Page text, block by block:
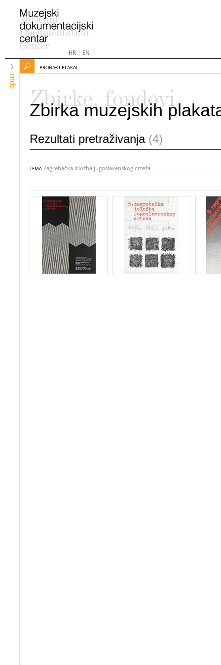
HR| EN
mdc
PRONAĐI PLAKAT
Zbirke, fondovi
Zbirka muzejskih
Rezultati pretraživanja (4)
TEMA Zagrebačka izložba jugoslavenskog crteža